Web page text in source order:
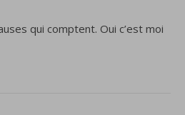
qui comptent. Oui c’est moi